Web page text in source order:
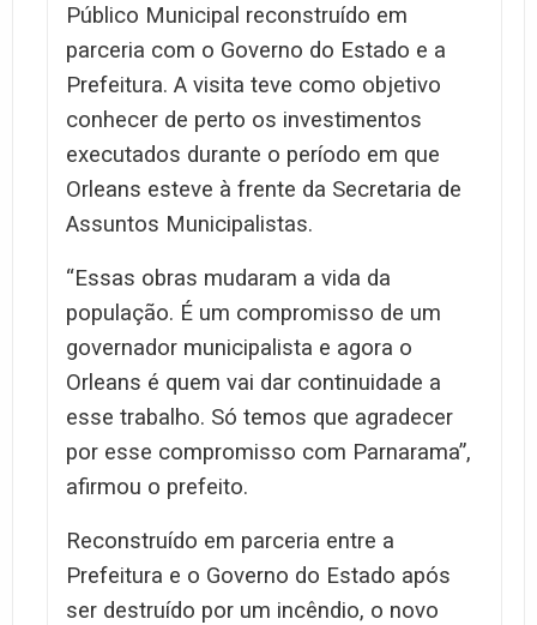
Público Municipal reconstruído em
parceria com o Governo do Estado e a
Prefeitura. A visita teve como objetivo
conhecer de perto os investimentos
executados durante o período em que
Orleans esteve à frente da Secretaria de
Assuntos Municipalistas.
“Essas obras mudaram a vida da
população. É um compromisso de um
governador municipalista e agora o
Orleans é quem vai dar continuidade a
esse trabalho. Só temos que agradecer
por esse compromisso com Parnarama”,
afirmou o prefeito.
Reconstruído em parceria entre a
Prefeitura e o Governo do Estado após
ser destruído por um incêndio, o novo